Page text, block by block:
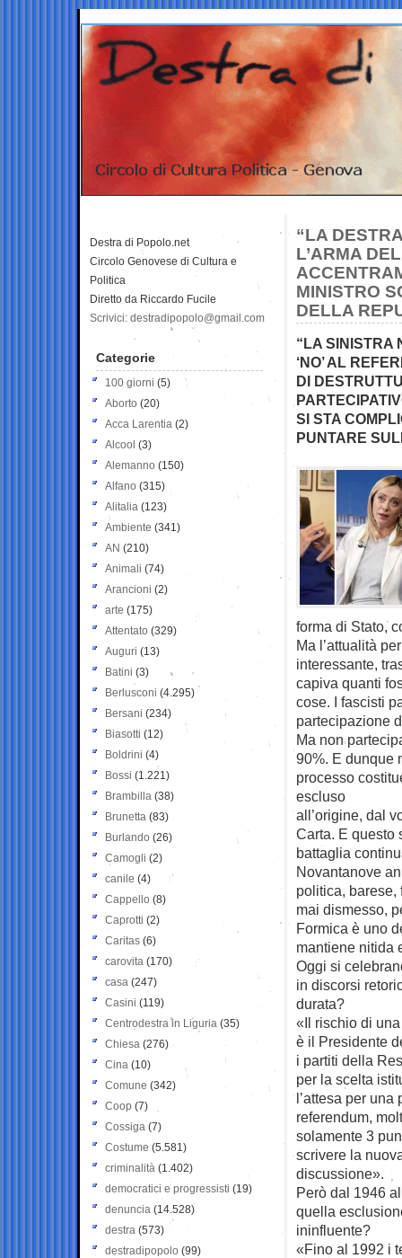
“LA
L’ARMA
MINISTRO
DELLA
“LA SINISTRA
‘NO’ AL
DI
SI STA
PUNTARE
forma di Stato,
Ma l’attualità
interessante,
capiva quanti
cose. I fascisti
partecipazione
Ma non
90%. E dunque
processo
escluso
all’origine, dal
Carta. E questo
battaglia
Novantanove
politica, barese,
mai dismesso,
Formica è uno
mantiene nitida
Oggi si
in discorsi
durata?
«Il rischio di
è il Presidente
i partiti della
per la scelta
l’attesa per
referendum,
solamente 3
scrivere la
discussione».
Però dal 1946
quella
ininfluente?
«Fino al 1992 i
Destra di Popolo.net
Circolo Genovese di Cultura e
Politica
Diretto da Riccardo Fucile
Scrivici: destradipopolo@gmail.com
Categorie
100 giorni (5)
Aborto (20)
Acca Larentia (2)
Alcool (3)
Alemanno (150)
Alfano (315)
Alitalia (123)
Ambiente (341)
AN (210)
Animali (74)
Arancioni (2)
arte (175)
Attentato (329)
Auguri (13)
Batini (3)
Berlusconi (4.295)
Bersani (234)
Biasotti (12)
Boldrini (4)
Bossi (1.221)
Brambilla (38)
Brunetta (83)
Burlando (26)
Camogli (2)
canile (4)
Cappello (8)
Caprotti (2)
Caritas (6)
carovita (170)
casa (247)
Casini (119)
Centrodestra in Liguria (35)
Chiesa (276)
Cina (10)
Comune (342)
Coop (7)
Cossiga (7)
Costume (5.581)
criminalità (1.402)
democratici e progressisti (19)
denuncia (14.528)
destra (573)
destradipopolo (99)